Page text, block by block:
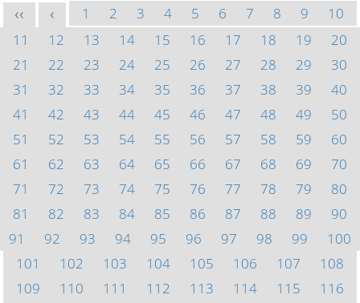
<< < 1 2 3 4 5 6 7 8 9
10
11
12 13 14 15 16 17 18 19
20
21
22 23 24 25 26 27 28 29
30
31
32 33 34 35 36 37 38 39
40
41
42 43 44 45 46 47 48 49
50
51
52 53 54 55 56 57 58 59
60
61
62 63 64 65 66 67 68 69
70
71
72 73 74 75 76 77 78 79
80
81
82 83 84 85 86 87 88 89
90
91
92 93 94 95 96 97 98 99
100
101
102 103 104 105 106 107
108
109
110 111 112 113 114 115
116